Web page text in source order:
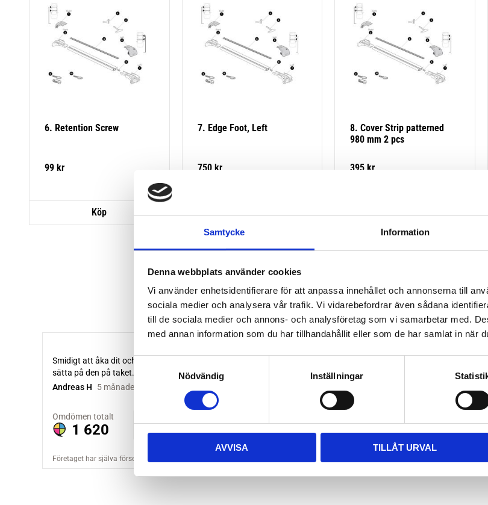
Samtycke Information
Denna webbplats använder cookies
Vi använder enhetsidentifierare för att anpassa innehållet och annonserna till
sociala medier och analysera vår trafik. Vi vidarebefordrar även sådana
till de sociala medier och annons- och analysföretag som vi samarbetar med.
med annan information som du har tillhandahållit eller som de har samlat in när
S
a
m
e
s
Nödvändig Inställningar
AVVISA TILLÅT URVAL
6. Retention Screw
99 kr
7. Edge Foot, Left
750kr
8. Cover Strip patterned
980 mm 2 pcs
395 kr